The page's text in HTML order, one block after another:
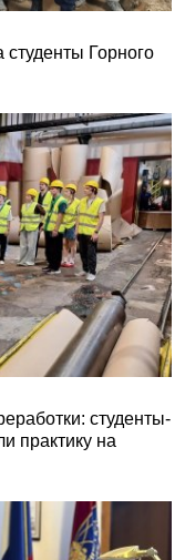
студенты Горного
студенты-
практику на